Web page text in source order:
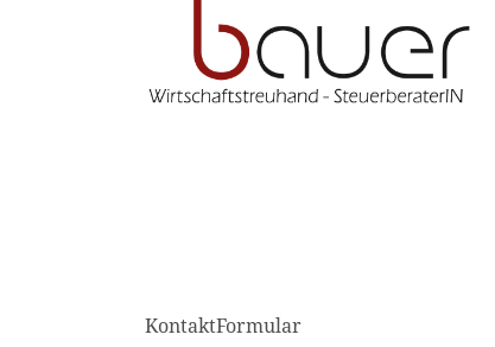
KontaktFormular